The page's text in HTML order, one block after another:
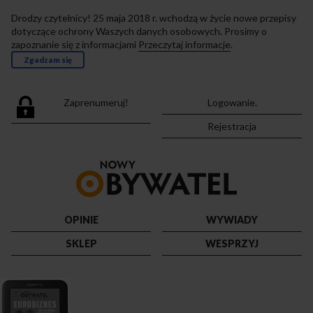
Drodzy czytelnicy! 25 maja 2018 r. wchodzą w życie nowe przepisy
dotyczące ochrony Waszych danych osobowych. Prosimy o
zapoznanie się z informacjami Przeczytaj informacje.
Zgadzam się
Zaprenumeruj!
Logowanie.
Rejestracja
strony
OPINIE
WYWIADY
SKLEP
WESPRZYJ